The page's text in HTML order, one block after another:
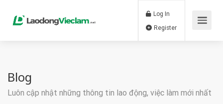
Log In
Blog
Luôn cập nhật những thông tin lao động, việc làm mới nhất